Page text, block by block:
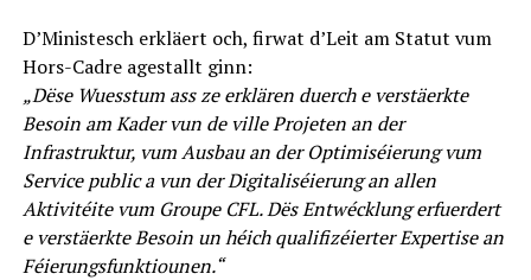
D’Ministesch erkläert och, firwat d’Leit am Statut vum
Hors-Cadre agestallt ginn:
„Dëse Wuesstum ass ze erklären duerch e verstäerkte
Besoin am Kader vun de ville Projeten an der
Infrastruktur, vum Ausbau an der Optimiséierung vum
Service public a vun der Digitaliséierung an allen
Aktivitéite vum Groupe CFL. Dës Entwécklung erfuerdert
e verstäerkte Besoin un héich qualifizéierter Expertise an
Féierungsfunktiounen.“